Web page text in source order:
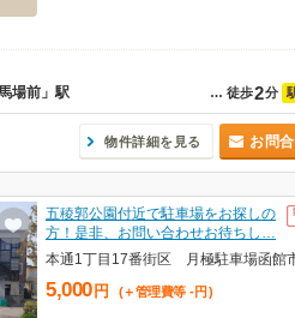
… 徒歩2分
馬場前」駅
物件詳細を見る お問
五稜郭公園付近で駐車場をお探しの
方！是非、お問い合わせお待ちし…
5,000 円 (＋管理費等 - 円 )